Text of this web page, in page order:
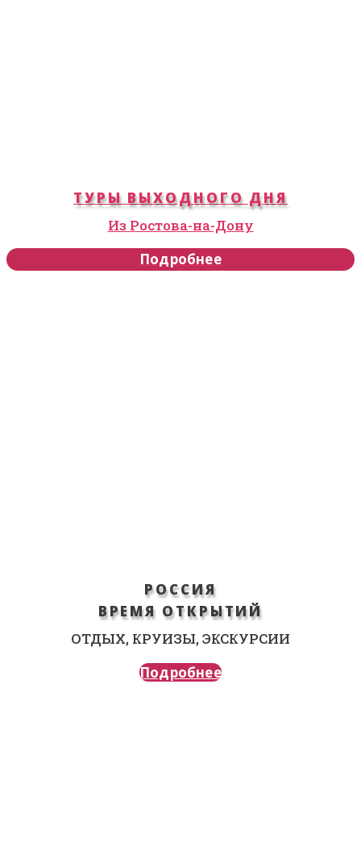
ТУРЫ ВЫХОДНОГО ДНЯ
Из Ростова-на-Дону
Подробнее
РОССИЯ
ВРЕМЯ ОТКРЫТИЙ
ОТДЫХ, КРУИЗЫ, ЭКСКУРСИИ
Подробнее